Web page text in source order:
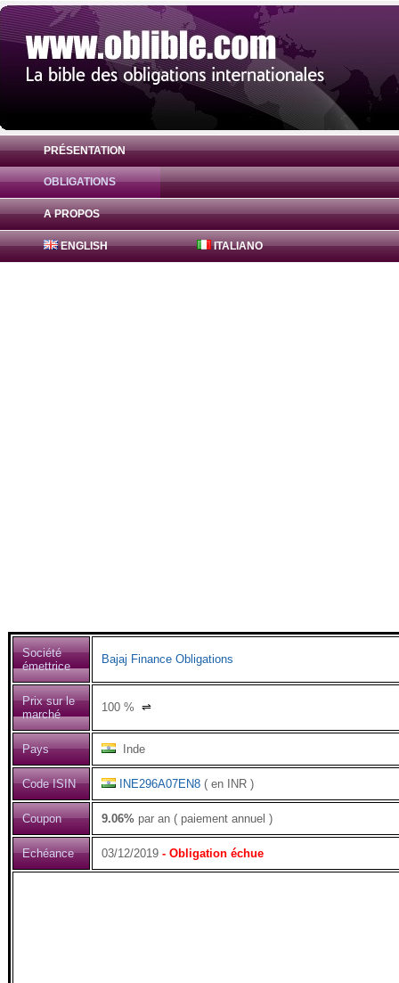
PRÉSENTATION
OBLIGATIONS
A PROPOS
ENGLISH ITALIANO
Obligation Bajaj Finance Obligations
Société
émettrice
Bajaj Finance Obligations
Prix sur le
marché
100 % ⇌
Pays Inde
Code ISIN INE296A07EN8 ( en INR )
Coupon 9.06% par an ( paiement annuel )
Echéance 03/12/2019 - Obligation échue